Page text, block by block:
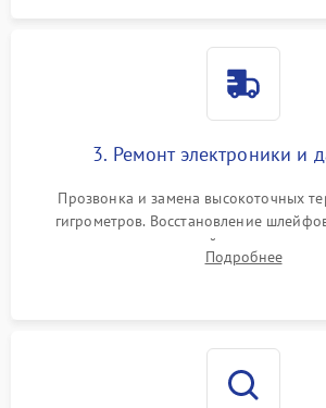
3. Ремонт электроники и
Прозвонка и замена высокоточных
гигрометров. Восстановление
управления, отвечающей за
Проверка систем защиты от УФ-
Подробнее